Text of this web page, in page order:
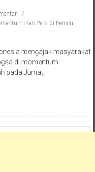
Hari Pers di Pemilu
mengajak masyarakat
di momentum
pada Jumat,